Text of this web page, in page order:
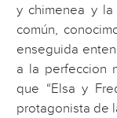
y chimenea y
común,
enseguida
a la perfeccion
que “Elsa y
protagonista de